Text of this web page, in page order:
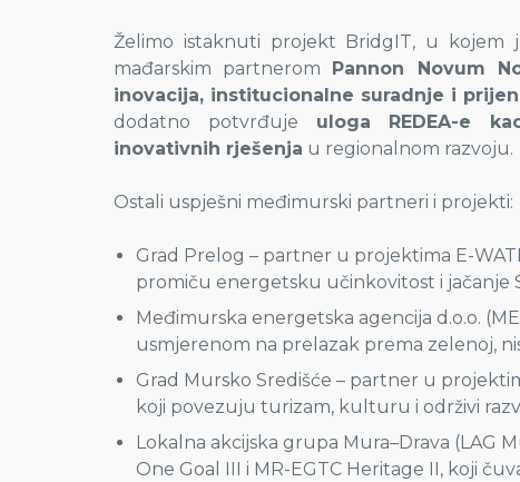
Želimo istaknuti projekt BridgIT, u kojem
mađarskim partnerom Pannon Novum
inovacija, institucionalne suradnje i
dodatno potvrđuje uloga REDEA-e
inovativnih rješenja u regionalnom razvoju.
Ostali uspješni međimurski partneri i projekti:
Grad Prelog – partner u projektima E-
promiču energetsku učinkovitost i jačanje
Međimurska energetska agencija d.o.o.
usmjerenom na prelazak prema zelenoj,
Grad Mursko Središće – partner u
koji povezuju turizam, kulturu i održivi
Lokalna akcijska grupa Mura–Drava (LAG
One Goal III i MR-EGTC Heritage II, koji